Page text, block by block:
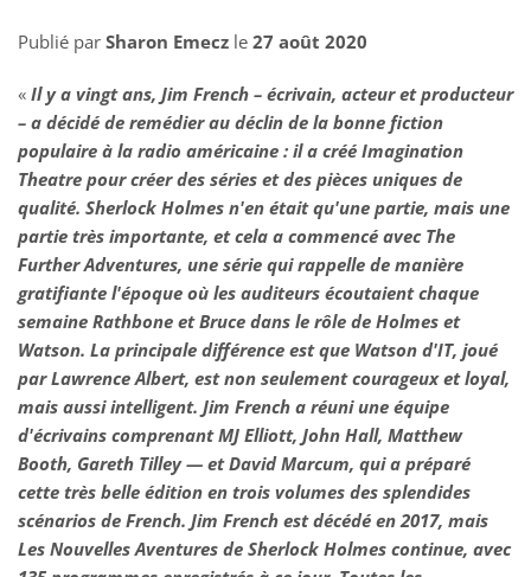
Publié par Sharon Emecz le 27 août 2020
« Il y a vingt ans, Jim French – écrivain, acteur et producteur
– a décidé de remédier au déclin de la bonne fiction
populaire à la radio américaine : il a créé Imagination
Theatre pour créer des séries et des pièces uniques de
qualité. Sherlock Holmes n'en était qu'une partie, mais une
partie très importante, et cela a commencé avec The
Further Adventures, une série qui rappelle de manière
gratifiante l'époque où les auditeurs écoutaient chaque
semaine Rathbone et Bruce dans le rôle de Holmes et
Watson. La principale différence est que Watson d'IT, joué
par Lawrence Albert, est non seulement courageux et loyal,
mais aussi intelligent. Jim French a réuni une équipe
d'écrivains comprenant MJ Elliott, John Hall, Matthew
Booth, Gareth Tilley — et David Marcum, qui a préparé
cette très belle édition en trois volumes des splendides
scénarios de French. Jim French est décédé en 2017, mais
Les Nouvelles Aventures de Sherlock Holmes continue, avec